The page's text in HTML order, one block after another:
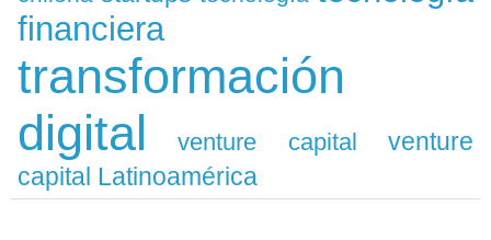
financiera
transformación
digital
venture capital
venture
capital Latinoamérica